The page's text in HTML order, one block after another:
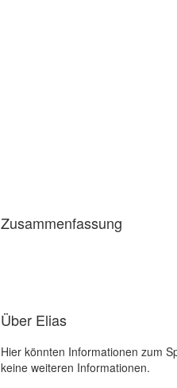
Zusammenfassung
Über Elias
Hier könnten Informationen zum
keine weiteren Informationen.